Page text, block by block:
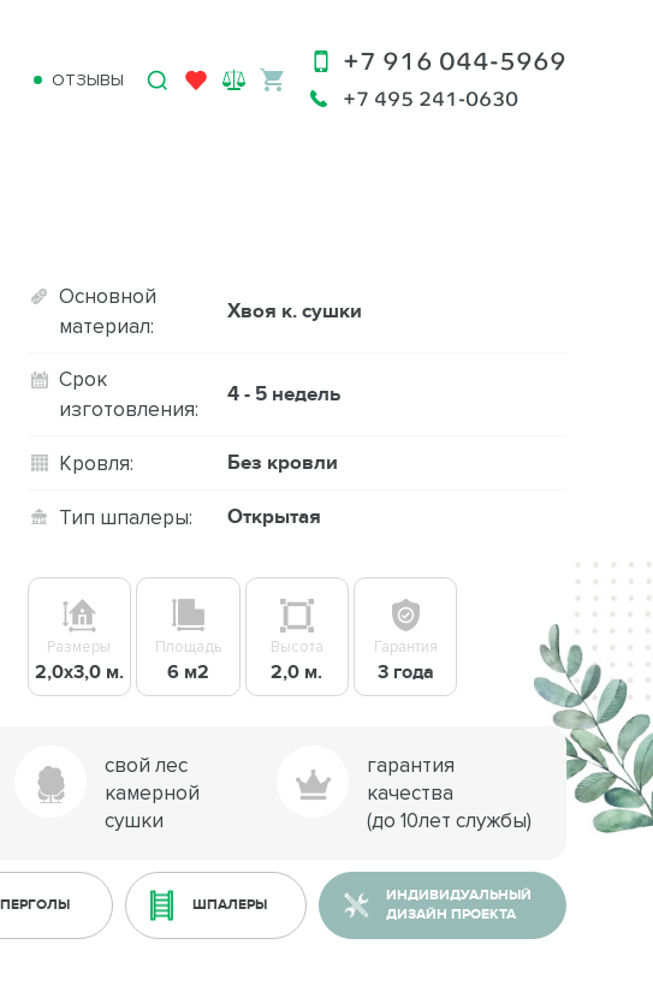
ОТЗЫВЫ
+7 916 044-5969
+7 495 241-0630
Основной
материал:
Хвоя к. сушки
Срок
изготовления:
4 - 5 недель
Кровля: Без кровли
Тип шпалеры: Открытая
Размеры
2,0х3,0 м.
Площадь
6 м2
Высота
2,0 м.
Гарантия
3 года
свой лес
камерной
сушки
гарантия
качества
(до 10лет службы)
ПЕРГОЛЫ ШПАЛЕРЫ
ИНДИВИДУАЛЬНЫЙ
ДИЗАЙН ПРОЕКТА